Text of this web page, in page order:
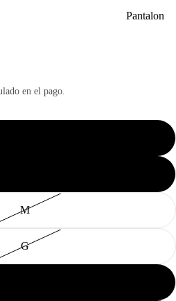
Pantalon
en el pago.
M
G